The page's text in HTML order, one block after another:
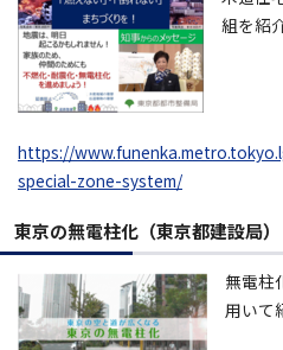
組を紹
https://
special-zone-system/
東京の無電柱化（東京都建設局）
無電柱
用いて